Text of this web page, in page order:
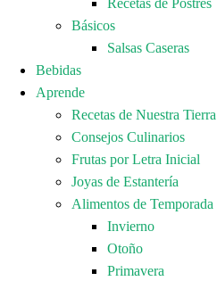
Recetas de Postres
Básicos
Salsas Caseras
Bebidas
Aprende
Recetas de Nuestra Tierra
Consejos Culinarios
Frutas por Letra Inicial
Joyas de Estantería
Alimentos de Temporada
Invierno
Otoño
Primavera